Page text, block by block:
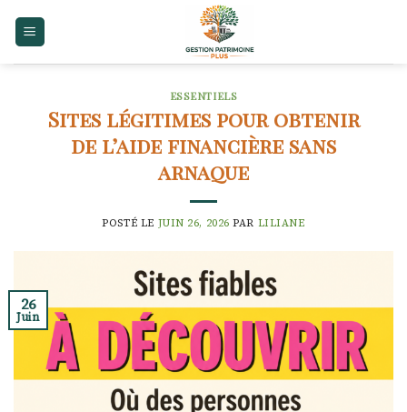
ESSENTIELS
Sites légitimes pour obtenir
de l’aide financière sans
arnaque
POSTÉ LE JUIN 26, 2026 PAR LILIANE
26
Juin